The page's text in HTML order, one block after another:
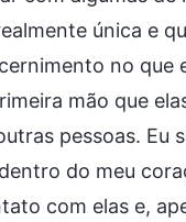
única e
no que
mão que
pessoas. Eu
do meu
com elas e,